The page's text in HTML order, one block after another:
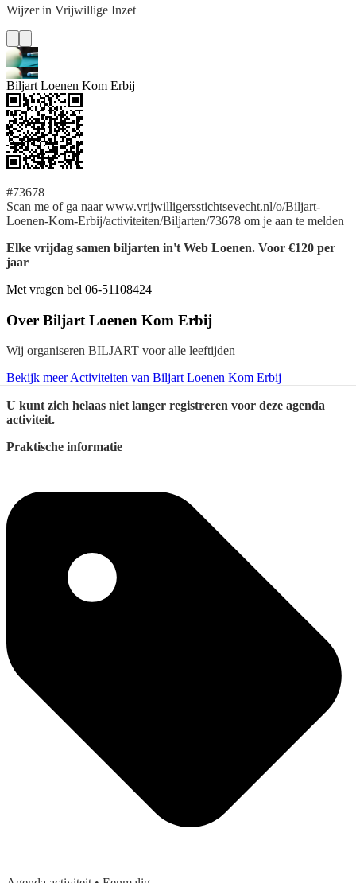
Wijzer in Vrijwillige Inzet
Biljart Loenen Kom Erbij
#73678
Scan me of ga naar www.vrijwilligersstichtsevecht.nl/o/Biljart-
Loenen-Kom-Erbij/activiteiten/Biljarten/73678 om je aan te melden
Elke vrijdag samen biljarten in't Web Loenen. Voor €120 per
jaar
Met vragen bel 06-51108424
Over Biljart Loenen Kom Erbij
Wij organiseren BILJART voor alle leeftijden
Bekijk meer Activiteiten van Biljart Loenen Kom Erbij
U kunt zich helaas niet langer registreren voor deze agenda
activiteit.
Praktische informatie